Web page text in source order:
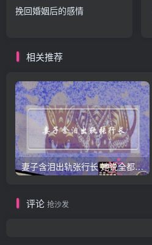
挽回婚姻后的感情
相关推荐
妻子含泪出轨张行长 她说全都是因为家中
评论 抢沙发